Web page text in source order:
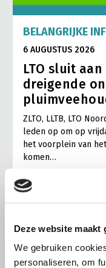
Deze website maakt
We gebruiken
personaliseren, om
BELANGRIJKE
6 AUGUSTUS 2026
LTO sluit
dreigende
ZLTO, LLTB, LTO
leden op om op
het voorplein van
komen…